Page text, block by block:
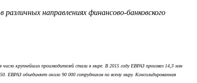
направлениях финансово-банковского
крупнейших производителей стали в мире. В 2015 году ЕВРАЗ произвел 14,3 млн
ЕВРАЗ объединяет около 90 000 сотрудников по всему миру. Консолидированная